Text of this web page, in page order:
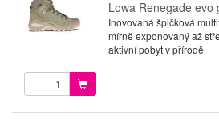
Lowa Renegade evo
Inovovaná špičková
mírně exponovaný až
aktivní pobyt v přírodě